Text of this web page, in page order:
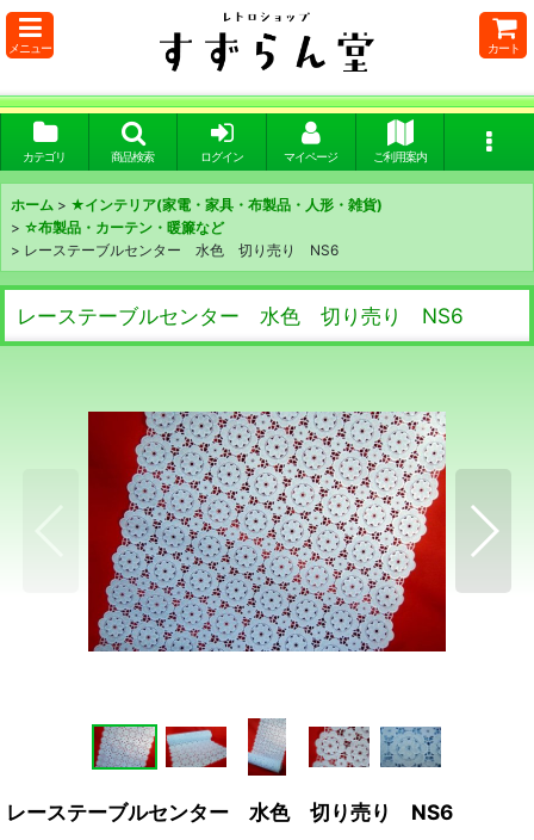
メニュー カート
カテゴリ 商品検索 ログイン マイページ ご利用案内
ホーム > ★インテリア(家電・家具・布製品・人形・雑貨)
> ☆布製品・カーテン・暖簾など
> レーステーブルセンター 水色 切り売り NS6
レーステーブルセンター 水色 切り売り NS6
レーステーブルセンター 水色 切り売り NS6